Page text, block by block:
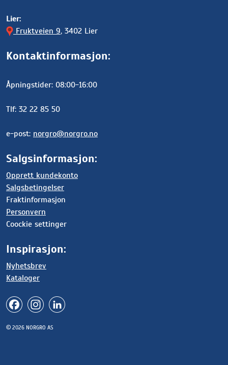
Lier:
Fruktveien 9, 3402 Lier
Kontaktinformasjon:
Åpningstider: 08:00-16:00
Tlf: 32 22 85 50
e-post: norgro@norgro.no
Salgsinformasjon:
Opprett kundekonto
Salgsbetingelser
Fraktinformasjon
Personvern
Coockie settinger
Inspirasjon:
Nyhetsbrev
Kataloger
© 2026 NORGRO AS